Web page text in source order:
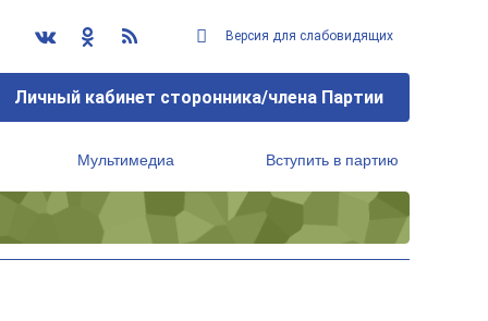
Версия для слабовидящих
Личный кабинет сторонника/члена Партии
Мультимедиа Вступить в партию